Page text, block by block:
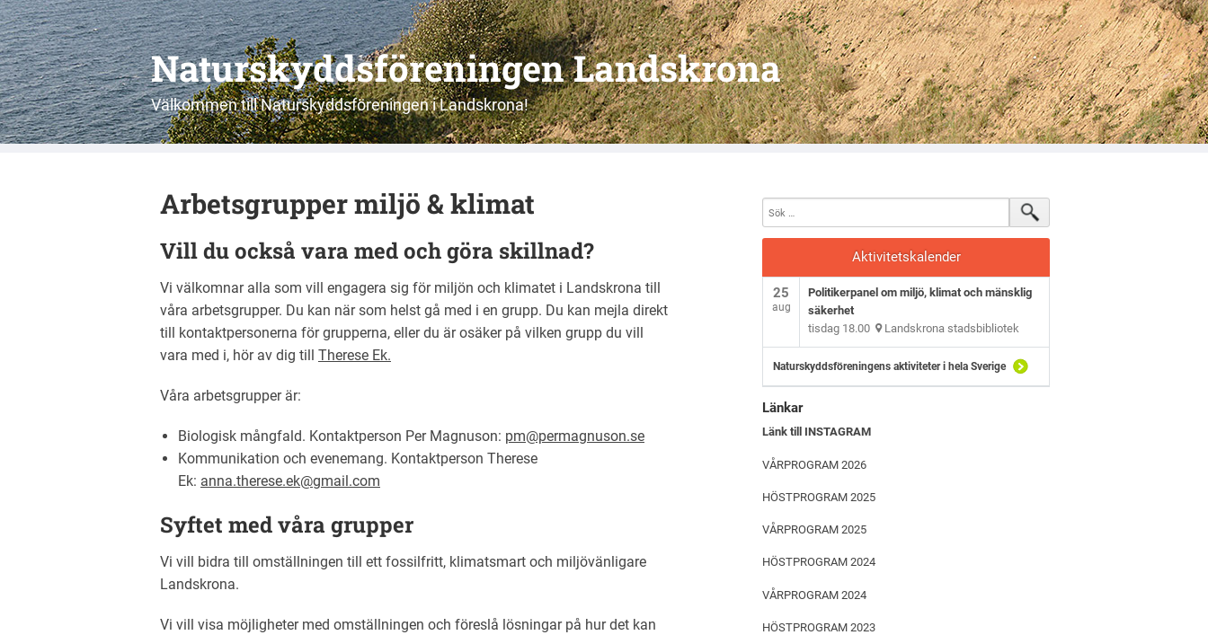
Naturskyddsföreningen Landskrona
Välkommen till Naturskyddsföreningen i Landskrona!
Arbetsgrupper miljö & klimat
Vill du också vara med och göra skillnad?
Vi välkomnar alla som vill engagera sig för miljön och klimatet i Landskrona till
våra arbetsgrupper. Du kan när som helst gå med i en grupp. Du kan mejla direkt
till kontaktpersonerna för grupperna, eller du är osäker på vilken grupp du vill
vara med i, hör av dig till Therese Ek.
Våra arbetsgrupper är:
Biologisk mångfald. Kontaktperson Per Magnuson: pm@permagnuson.se
Kommunikation och evenemang. Kontaktperson Therese
Ek: anna.therese.ek@gmail.com
Syftet med våra grupper
Vi vill bidra till omställningen till ett fossilfritt, klimatsmart och miljövänligare
Landskrona.
Vi vill visa möjligheter med omställningen och föreslå lösningar på hur det kan
Aktivitetskalender
25
aug
Politikerpanel om miljö, klimat och mänsklig
säkerhet
tisdag 18.00 Landskrona stadsbibliotek
Naturskyddsföreningens aktiviteter i hela Sverige
Länkar
Länk till INSTAGRAM
VÅRPROGRAM 2026
HÖSTPROGRAM 2025
VÅRPROGRAM 2025
HÖSTPROGRAM 2024
VÅRPROGRAM 2024
HÖSTPROGRAM 2023